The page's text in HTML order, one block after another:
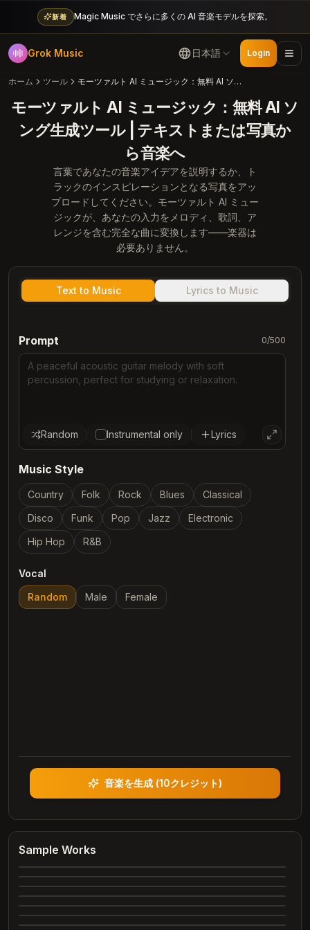
新着 Magic Music でさらに多くの AI 音楽モデルを探索。
Grok Music 日本語 Login
ホーム ツール モーツァルト AI ミュージック：無料 AI ソング生成ツール | テキストまたは写真から音楽へ
モーツァルト AI ミュージック：無料 AI ソ
ング生成ツール | テキストまたは写真か
ら音楽へ
言葉であなたの音楽アイデアを説明するか、ト
ラックのインスピレーションとなる写真をアッ
プロードしてください。モーツァルト AI ミュー
ジックが、あなたの入力をメロディ、歌詞、ア
レンジを含む完全な曲に変換します——楽器は
必要ありません。
Text to Music Lyrics to Music
Prompt 0/500
Random Instrumental only Lyrics
Music Style
Country Folk Rock Blues
Classical
Disco
Funk Pop Jazz
Electronic
Hip Hop
R&B
Vocal
Random
Male Female
音楽を生成 (10クレジット)
Sample Works
Heartbreak Souvenirs
4:12
Complete
3:42
Complete
Summer Dreams
3:28
Complete
Neon Nights
4:05
Complete
Echoes of Yesterday
4:00
Complete
Dance All Night
3:24
Whispering Trees
2:26
Marry Me
2:31